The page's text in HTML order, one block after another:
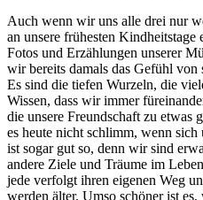
Auch wenn wir uns alle drei nur
an unsere frühesten
Fotos und Erzählungen unserer
wir bereits damals das Gefühl von
Es sind die tiefen Wurzeln, die
Wissen, dass wir immer
die unsere Freundschaft zu etwas
es heute nicht schlimm, wenn sich
ist sogar gut so, denn wir sind
andere Ziele und Träume im
jede verfolgt ihren eigenen Weg
werden älter. Umso schöner ist